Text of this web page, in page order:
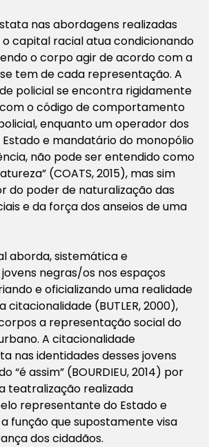
nas abordagens realizadas
capital racial atua condicionando
o corpo agir de acordo com a
tem de cada representação. A
policial se encontra rigidamente
o código de comportamento
enquanto um operador dos
e mandatário do monopólio
não pode ser entendido como
(COATS, 2015), mas sim
do poder de naturalização das
e da força dos anseios de uma
aborda, sistemática e
negras/os nos espaços
e oficializando uma realidade
citacionalidade (BUTLER, 2000),
a representação social do
A citacionalidade
nas identidades desses jovens
“é assim” (BOURDIEU, 2014) por
teatralização realizada
representante do Estado e
função que supostamente visa
dos cidadãos.